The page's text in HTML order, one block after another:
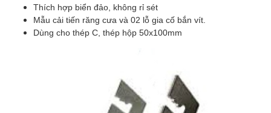
Thích hợp biển đảo, không rỉ sét
Mẫu cải tiến răng cưa và 02 lỗ gia cố bắn vít.
Dùng cho thép C, thép hộp 50x100mm